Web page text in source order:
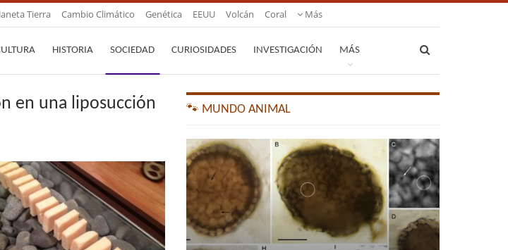
Tierra Cambio Climático Genética EEUU Volcán Coral Más
HISTORIA SOCIEDAD CURIOSIDADES INVESTIGACIÓN MÁS
en una liposucción 🐾 MUNDO ANIMAL